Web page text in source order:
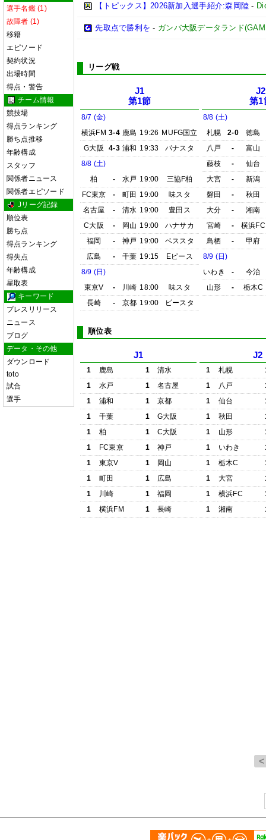
選手名鑑 (1)
故障者 (1)
移籍
エピソード
契約状況
出場時間
得点・警告
チーム情報
競技場
得点ランキング
勝ち点推移
年齢構成
スタッフ
関係者ニュース
関係者エピソード
Jリーグ記録
順位表
勝ち点
得点ランキング
得失点
年齢構成
星取表
キーワード
プレスリリース
ニュース
ブログ
データ・その他
ダウンロード
toto
試合
選手
【トピックス】2026新加入選手紹介:森岡陸 -
先取点で勝利を - ガンバ大阪データランド
リーグ戦
J1
第1節
8/7 (金)
横浜FM 3-4 鹿島 19:26 MUFG国立
G大阪
4-3 浦和 19:33
パナスタ
8/8 (土)
柏
- 水戸 19:00
三協F柏
FC東京
- 町田 19:00
味スタ
名古屋
- 清水 19:00
豊田ス
C大阪
- 岡山 19:00
ハナサカ
福岡
- 神戸 19:00
ベススタ
広島
- 千葉 19:15
Eピース
8/9 (日)
東京V
- 川崎 18:00
味スタ
長崎
- 京都 19:00 ピースタ
J2
第1
8/8 (土)
札幌
2-0
徳島
八戸
-
富山
藤枝
-
仙台
大宮
-
新潟
磐田
-
秋田
大分
-
湘南
宮崎
-
横浜FC
鳥栖
-
甲府
8/9 (日)
いわき
-
今治
山形
- 栃木C
順位表
J1
1 鹿島 1
清水
1
水戸 1
名古屋
1
浦和 1
京都
1
千葉 1
G大阪
1
柏 1
C大阪
1
FC東京 1
神戸
1
東京V 1
岡山
1
町田 1
広島
1
川崎 1
福岡
1
横浜FM 1 長崎
J2
1 札幌
1
八戸
1
仙台
1
秋田
1
山形
1
いわき
1
栃木C
1
大宮
1
横浜FC
1
湘南